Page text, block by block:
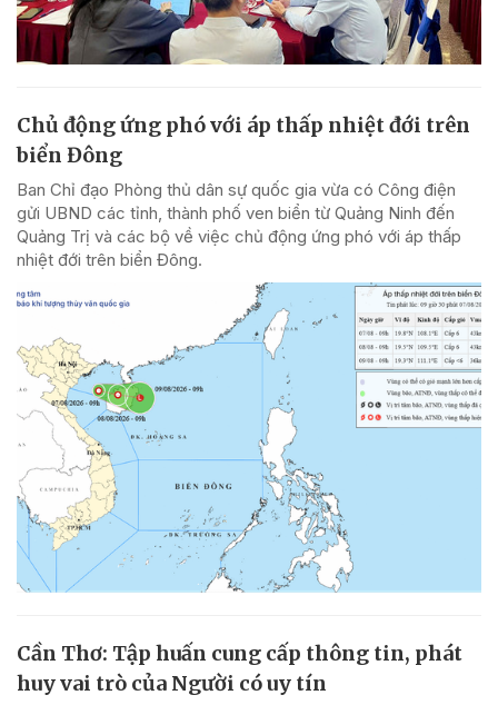
Chủ động ứng phó với áp thấp nhiệt đới trên
biển Đông
Ban Chỉ đạo Phòng thủ dân sự quốc gia vừa có Công điện
gửi UBND các tỉnh, thành phố ven biển từ Quảng Ninh đến
Quảng Trị và các bộ về việc chủ động ứng phó với áp thấp
nhiệt đới trên biển Đông.
Cần Thơ: Tập huấn cung cấp thông tin, phát
huy vai trò của Người có uy tín